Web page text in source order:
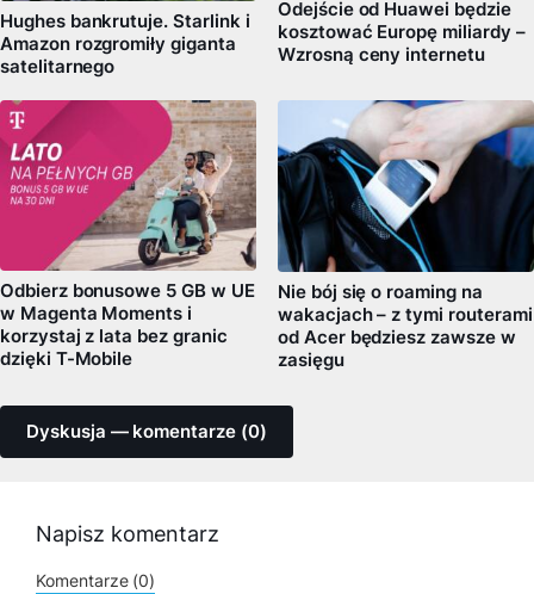
Hughes bankrutuje. Starlink i
Amazon rozgromiły giganta
satelitarnego
Odejście od Huawei będzie
kosztować Europę miliardy –
Wzrosną ceny internetu
Odbierz bonusowe 5 GB w UE
w Magenta Moments i
korzystaj z lata bez granic
dzięki T-Mobile
Nie bój się o roaming na
wakacjach – z tymi routerami
od Acer będziesz zawsze w
zasięgu
Dyskusja — komentarze (0)
Napisz komentarz
Komentarze (0)